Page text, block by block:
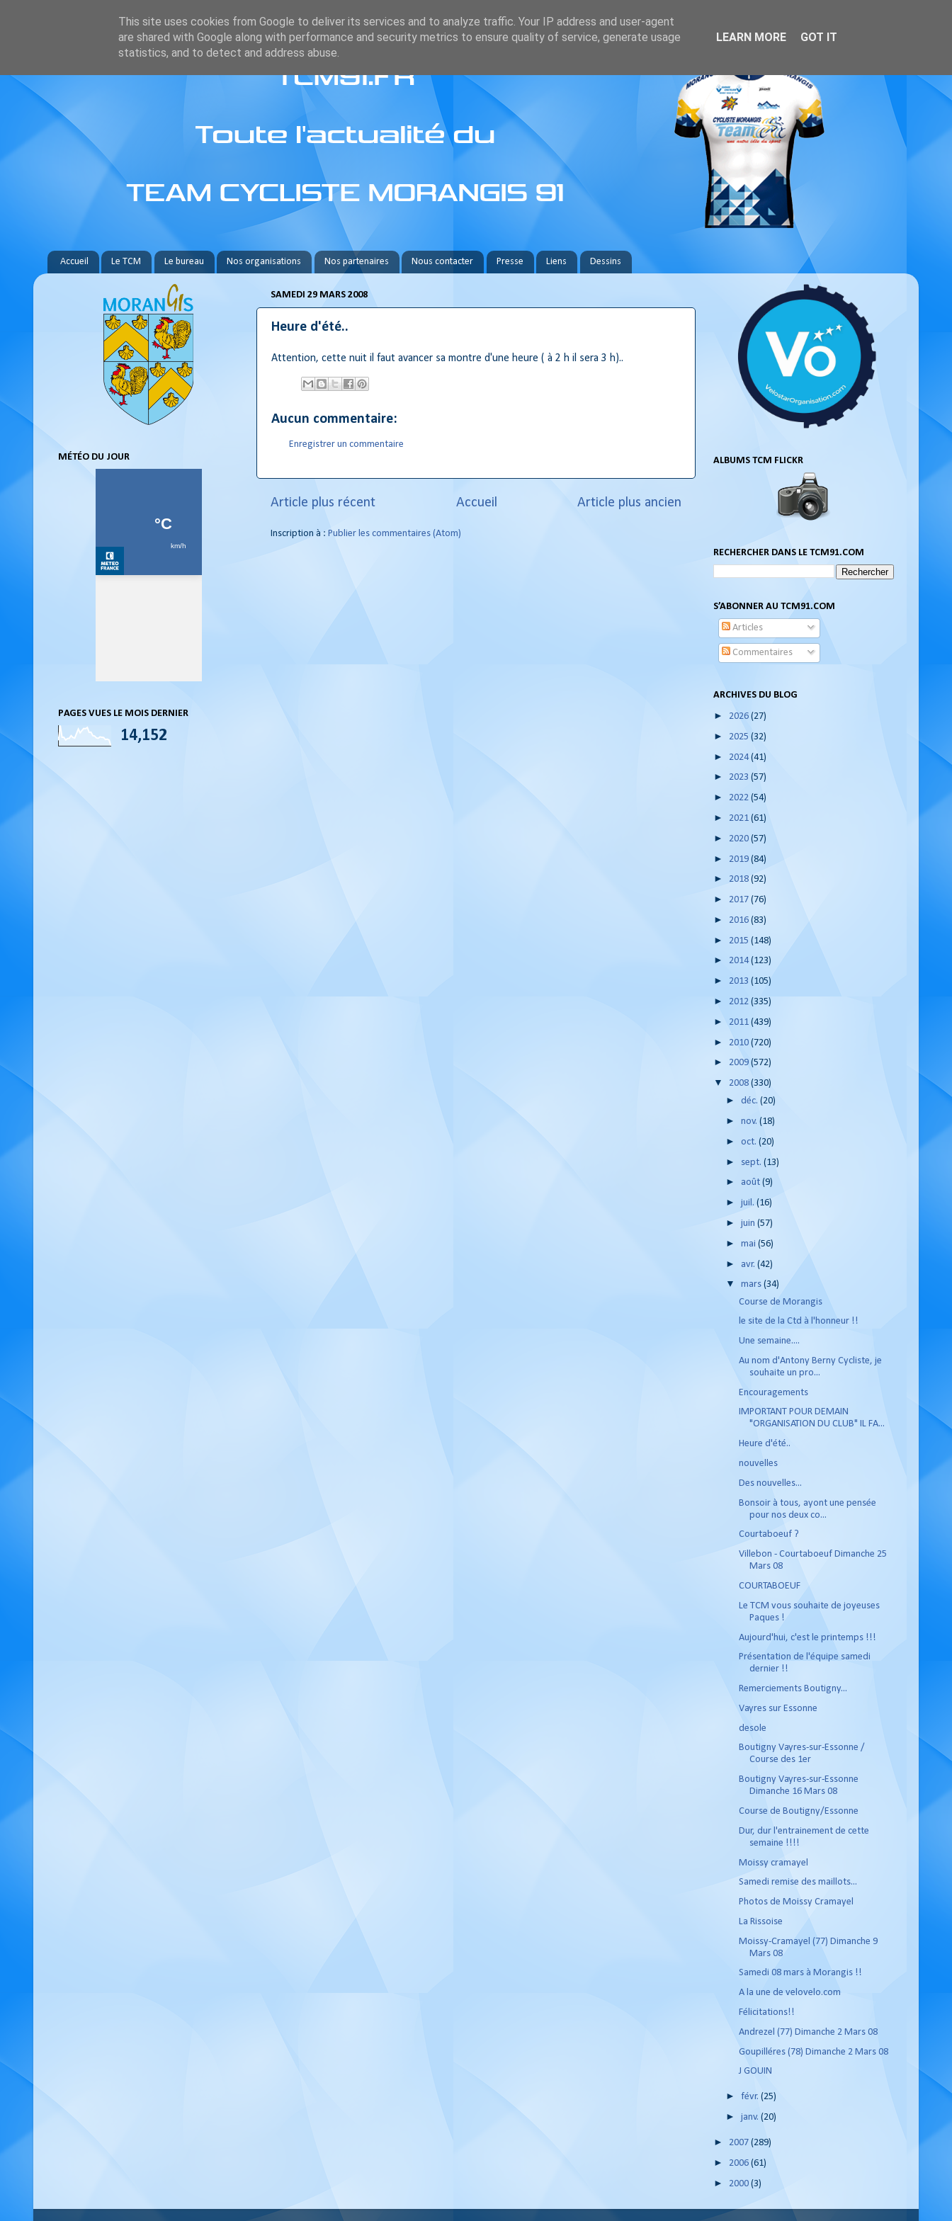
Accueil Le TCM Le bureau Nos organisations Nos partenaires Nous contacter Presse Liens Dessins
SAMEDI 29 MARS 2008
Heure d'été..
Attention, cette nuit il faut avancer sa montre d'une heure ( à 2 h il sera 3 h)..
Aucun commentaire:
Enregistrer un commentaire
Article plus récent Article plus ancien
Accueil
Inscription à : Publier les commentaires (Atom)
MÉTÉO DU JOUR
PAGES VUES LE MOIS DERNIER
14,152
ALBUMS TCM FLICKR
RECHERCHER DANS LE TCM91.COM
S’ABONNER AU TCM91.COM
Articles
Commentaires
ARCHIVES DU BLOG
► 2026 (27)
► 2025 (32)
► 2024(41)
► 2023 (57)
► 2022 (54)
► 2021 (61)
► 2020 (57)
► 2019 (84)
► 2018 (92)
► 2017 (76)
► 2016 (83)
► 2015 (148)
► 2014(123)
► 2013 (105)
► 2012 (335)
► 2011 (439)
► 2010 (720)
► 2009 (572)
▼ 2008 (330)
►déc.(20)
►nov.(18)
►oct.(20)
► sept.(13)
► août(9)
►juil.(16)
►juin(57)
►mai(56)
► avr.(42)
▼mars(34)
Course de Morangis
le site de la Ctd à l'honneur !!
Une semaine....
Au nom d'Antony Berny Cycliste, je
souhaite un pro...
Encouragements
IMPORTANT POUR DEMAIN
"ORGANISATION DU CLUB" IL FA...
Heure d'été..
nouvelles
Des nouvelles...
Bonsoir à tous, ayont une pensée
pour nos deux co...
Courtaboeuf ?
Villebon - Courtaboeuf Dimanche 25
Mars 08
COURTABOEUF
Le TCM vous souhaite de joyeuses
Paques !
Aujourd'hui, c'est le printemps !!!
Présentation de l'équipe samedi
dernier !!
Remerciements Boutigny...
Vayres sur Essonne
desole
Boutigny Vayres-sur-Essonne /
Course des 1er
Boutigny Vayres-sur-Essonne
Dimanche 16 Mars 08
Course de Boutigny/Essonne
Dur, dur l'entrainement de cette
semaine !!!!
Moissy cramayel
Samedi remise des maillots...
Photos de Moissy Cramayel
La Rissoise
Moissy-Cramayel (77) Dimanche 9
Mars 08
Samedi 08 mars à Morangis !!
A la une de velovelo.com
Félicitations!!
Andrezel (77) Dimanche 2 Mars 08
Goupilléres (78) Dimanche 2 Mars 08
J GOUIN
►févr.(25)
►janv.(20)
► 2007 (289)
► 2006 (61)
► 2000 (3)
This site uses cookies from Google to deliver its services and to analyze traffic. Your IP address and user-agent
are shared with Google along with performance and security metrics to ensure quality of service, generate usage
statistics, and to detect and address abuse.
LEARN MORE GOT IT